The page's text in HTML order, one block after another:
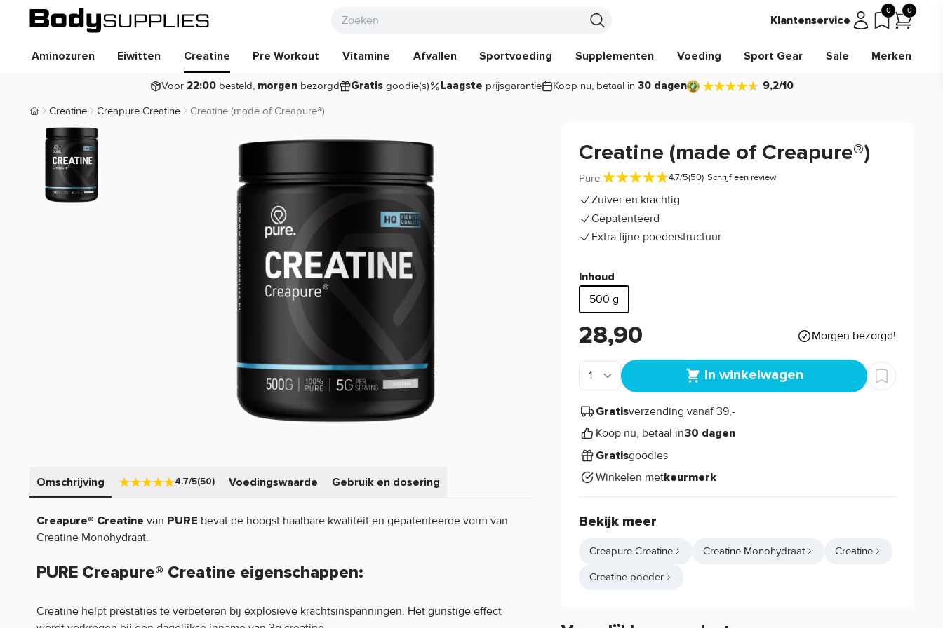
Klantenservice
0 0
Aminozuren Eiwitten Creatine Pre Workout Vitamine Afvallen Sportvoeding Supplementen Voeding Sport Gear Sale Merken
Voor 22:00besteld, morgenbezorgd Gratisgoodie(s) Laagste prijsgarantie Koop nu, betaal in 30 dagen 9,2/10
Body Supplies | Sportvoeding en Supplementen
Creatine Creapure Creatine Creatine (made of Creapure®)
Creatine (made of Creapure®)
Pure. 4.7/5(50)-Schrijf een review
Zuiver en krachtig
Gepatenteerd
Extra fijne poederstructuur
Inhoud
500 g
28,90 Morgen bezorgd!
In winkelwagen
Gratisverzending vanaf 39,-
Koop nu, betaal in30 dagen
Gratisgoodies
Winkelen metkeurmerk
Bekijk meer
Creapure Creatine Creatine Monohydraat Creatine
Creatine poeder
Omschrijving 4.7/5(50) Voedingswaarde Gebruik en dosering
Creapure® Creatine van PURE bevat de hoogst haalbare kwaliteit en gepatenteerde vorm van
Creatine Monohydraat.
PURE Creapure® Creatine eigenschappen:
Creatine helpt prestaties te verbeteren bij explosieve krachtsinspanningen. Het gunstige effect